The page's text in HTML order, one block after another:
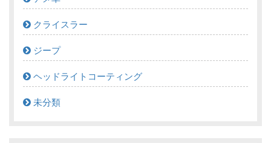
クライスラー
ジープ
ヘッドライトコーティング
未分類